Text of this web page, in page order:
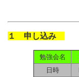
１ 申し込み
勉強会名
日時